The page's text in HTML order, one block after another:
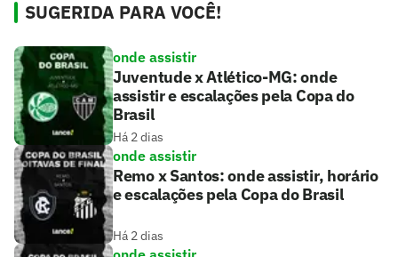
SUGERIDA PARA VOCÊ!
onde assistir
Juventude x Atlético-MG: onde
assistir e escalações pela Copa do
Brasil
Há 2 dias
onde assistir
Remo x Santos: onde assistir, horário
e escalações pela Copa do Brasil
Há 2 dias